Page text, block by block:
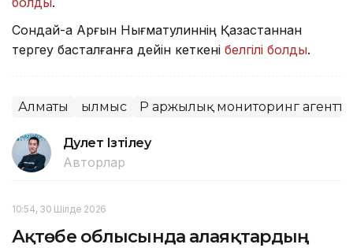
Сондай-ақ Арғын Нығматулиннің Қазақстаннан
тергеу басталғанға дейін кеткені белгілі болды.
Алматы Қылмыс ҚР Қаржылық мониторинг
Дәулет Ізтілеу
Авторлар
10:54, 30 Шілде 2026
Ақтөбе облысында алаяқтардың